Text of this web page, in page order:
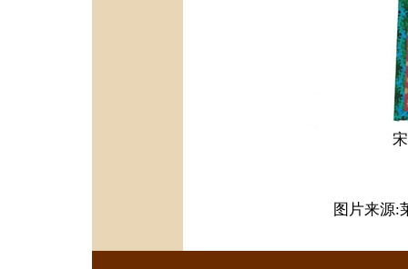
图片来源: